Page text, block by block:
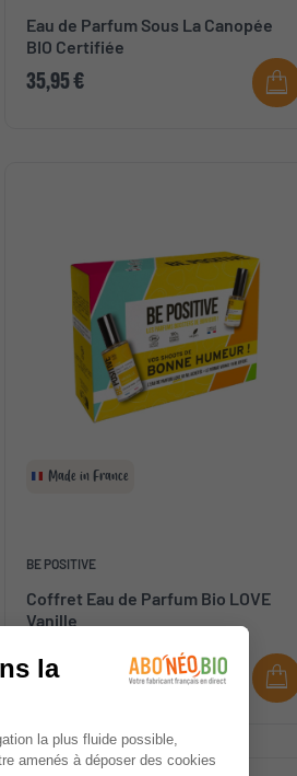
Eau de Parfum Sous La Canopée
BIO Certifiée
35,95 €
Made in France
BE POSITIVE
Coffret Eau de Parfum Bio LOVE
Vanille
16,95 €